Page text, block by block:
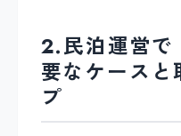
2.民泊運営で
要なケースと
プ